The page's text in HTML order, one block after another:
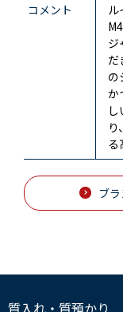
コメント
ジ
だ
の
か
る
ブ
質入れ・質預かり